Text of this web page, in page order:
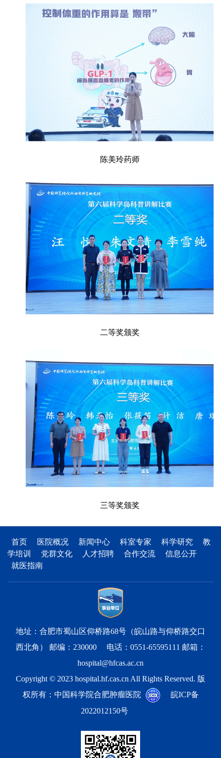
陈美玲药师
二等奖颁奖
三等奖颁奖
首页 医院概况 新闻中心 科室专家 科学研究
教
学培训
党群文化 人才招聘 合作交流
信息公开
就医指南
地址：合肥市蜀山区仰桥路68号（皖山路与仰桥路交口
西北角） 邮编：230000 电话：0551-65595111 邮箱：
hospital@hfcas.ac.cn
Copyright © 2023 hospital.hf.cas.cn All Rights Reserved. 版
权所有：中国科学院合肥肿瘤医院
皖ICP备
2022012150号